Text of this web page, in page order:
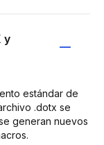
y
estándar de
.dotx se
generan nuevos